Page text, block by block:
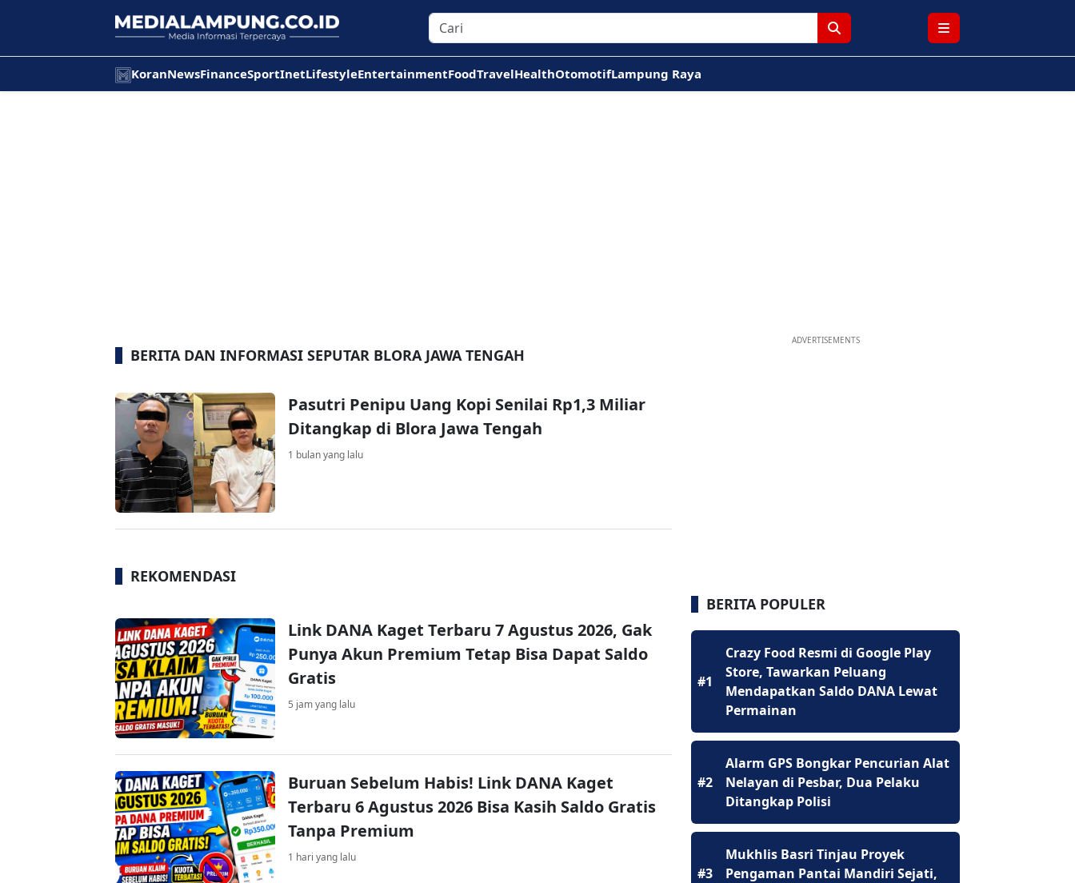
KoranNewsFinanceSportInetLifestyleEntertainmentFoodTravelHealthOtomotifLampung Raya
BERITA DAN INFORMASI SEPUTAR BLORA JAWA TENGAH
Pasutri Penipu Uang Kopi Senilai Rp1,3 Miliar
Ditangkap di Blora Jawa Tengah
1 bulan yang lalu
REKOMENDASI
Link DANA Kaget Terbaru 7 Agustus 2026, Gak
Punya Akun Premium Tetap Bisa Dapat Saldo
Gratis
5 jam yang lalu
Buruan Sebelum Habis! Link DANA Kaget
Terbaru 6 Agustus 2026 Bisa Kasih Saldo Gratis
Tanpa Premium
1 hari yang lalu
ADVERTISEMENTS
BERITA POPULER
#1
Crazy Food Resmi di Google Play
Store, Tawarkan Peluang
Mendapatkan Saldo DANA Lewat
Permainan
#2
Alarm GPS Bongkar Pencurian Alat
Nelayan di Pesbar, Dua Pelaku
Ditangkap Polisi
#3
Mukhlis Basri Tinjau Proyek
Pengaman Pantai Mandiri Sejati,